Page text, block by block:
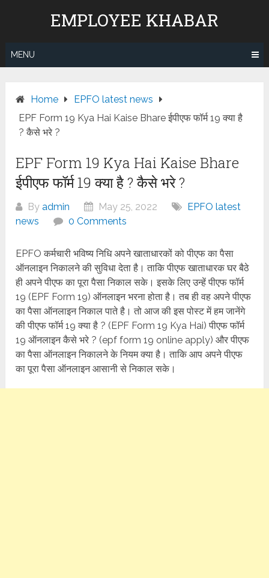
EMPLOYEE KHABAR
MENU
Home
EPFO latest news
EPF Form 19 Kya Hai Kaise Bhare ईपीएफ फॉर्म 19 क्या है
? कैसे भरे ?
EPF Form 19 Kya Hai Kaise Bhare
ईपीएफ फॉर्म 19 क्या है ? कैसे भरे ?
Byadmin May 25, 2022
EPFO latest
news
0 Comments
EPFO कर्मचारी भविष्य निधि अपने खाताधारकों को पीएफ का पैसा
ऑनलाइन निकालने की सुविधा देता है। ताकि पीएफ खाताधारक घर बैठे
ही अपने पीएफ का पूरा पैसा निकाल सके। इसके लिए उन्हें पीएफ फॉर्म
19 (EPF Form 19) ऑनलाइन भरना होता है। तब ही वह अपने पीएफ
का पैसा ऑनलाइन निकाल पाते है। तो आज की इस पोस्ट में हम जानेंगे
की पीएफ फॉर्म 19 क्या है ? (EPF Form 19 Kya Hai) पीएफ फॉर्म
19 ऑनलाइन कैसे भरे ? (epf form 19 online apply) और पीएफ
का पैसा ऑनलाइन निकालने के नियम क्या है। ताकि आप अपने पीएफ
का पूरा पैसा ऑनलाइन आसानी से निकाल सके।